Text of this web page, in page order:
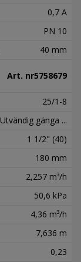
0,7 A
PN 10
40 mm
Art. nr5758679
25/1-8
Utvändig gänga ...
1 1/2" (40)
180 mm
2,257 m³/h
50,6 kPa
4,36 m³/h
7,636 m
0,23